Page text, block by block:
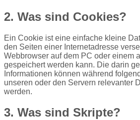
2. Was sind Cookies?
Ein Cookie ist eine einfache kleine
den Seiten einer Internetadresse
Webbrowser auf dem PC oder einem
gespeichert werden kann. Die darin
Informationen können während
unseren oder den Servern relevanter
werden.
3. Was sind Skripte?